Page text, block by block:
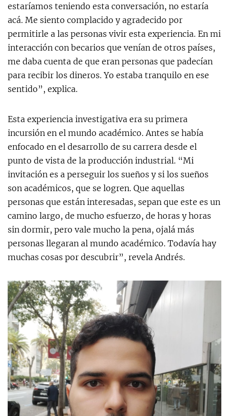
estaríamos teniendo esta conversación, no estaría
acá. Me siento complacido y agradecido por
permitirle a las personas vivir esta experiencia. En mi
interacción con becarios que venían de otros países,
me daba cuenta de que eran personas que padecían
para recibir los dineros. Yo estaba tranquilo en ese
sentido”, explica.
Esta experiencia investigativa era su primera
incursión en el mundo académico. Antes se había
enfocado en el desarrollo de su carrera desde el
punto de vista de la producción industrial. “Mi
invitación es a perseguir los sueños y si los sueños
son académicos, que se logren. Que aquellas
personas que están interesadas, sepan que este es un
camino largo, de mucho esfuerzo, de horas y horas
sin dormir, pero vale mucho la pena, ojalá más
personas llegaran al mundo académico. Todavía hay
muchas cosas por descubrir”, revela Andrés.